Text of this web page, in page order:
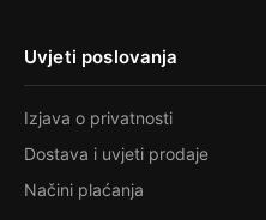
Uvjeti poslovanja
Izjava o privatnosti
Dostava i uvjeti prodaje
Načini plaćanja